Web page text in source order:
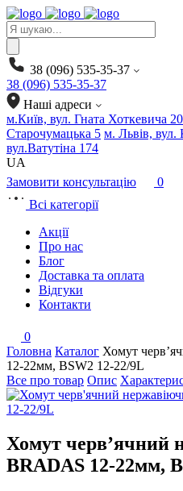
Products
search
38 (096) 535-35-37
38 (096) 535-35-37
Наші адреси
м.Київ, вул. Гната Хоткевича
Старочумацька 5 м. Львів,
вул.Ватутіна 174
UA
Замовити консультацію
0
Всі категорії
Акції
Про нас
Блог
Доставка та оплата
Відгуки
Контакти
0
Головна Каталог Хомут
12-22мм, BSW2 12-22/9L
Все про товар Опис
Хомут черв’ячний
BRADAS 12-22мм,